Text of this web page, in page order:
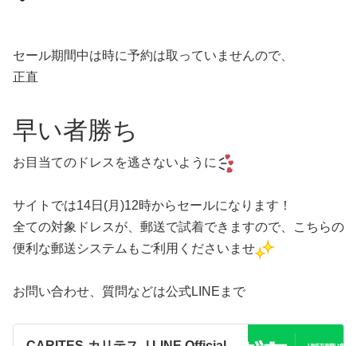
セール期間中は時に予約は取っていませんので、
正直
早い者勝ち
お目当てのドレスを逃さないように
サイトでは14日(月)12時からセールになります！
全ての対象ドレスが、郵送で試着できますので、こちらの
便利な郵送システムもご利用くださいませ
お問い合わせ、質問などは公式LINEまで